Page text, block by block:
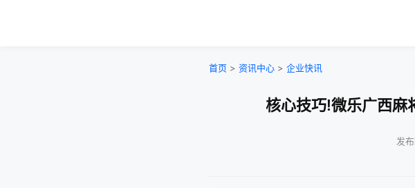
首页 > 资讯中心 > 企业快讯
核心技巧!微乐广西麻
发